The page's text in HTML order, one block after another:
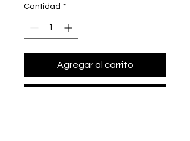
Cantidad *
Agregar al carrito